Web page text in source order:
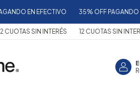
EN EFECTIVO 35% OFF PAGANDO EN
SIN INTERÉS 12 CUOTAS SIN INTERÉS